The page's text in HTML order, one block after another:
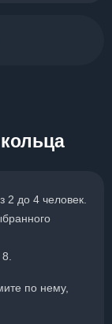
2 до 4 человек.
по нему,